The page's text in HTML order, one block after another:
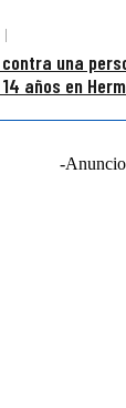
una
años en
-